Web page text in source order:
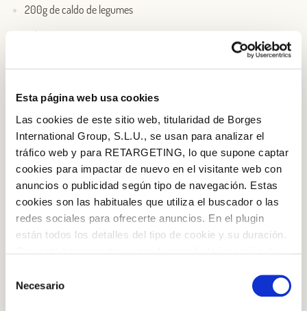
Esta página web usa cookies
Las cookies de este sitio web, titularidad de Borges
International Group, S.L.U., se usan para analizar el
tráfico web y para RETARGETING, lo que supone captar
cookies para impactar de nuevo en el visitante web con
anuncios o publicidad según tipo de navegación. Estas
cookies son las habituales que utiliza el buscador o las
redes sociales para ofrecerte anuncios. En el plugin
están todos los detalles del tipo de cookie y su duración.
la web aparece cómo evitar las cookies en el navegador.
Si se desea ver otra vez esta notificación navegar en
Necesario
200g de caldo de legumes
Sal